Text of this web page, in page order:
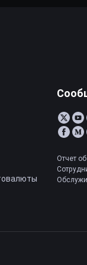
Отчет